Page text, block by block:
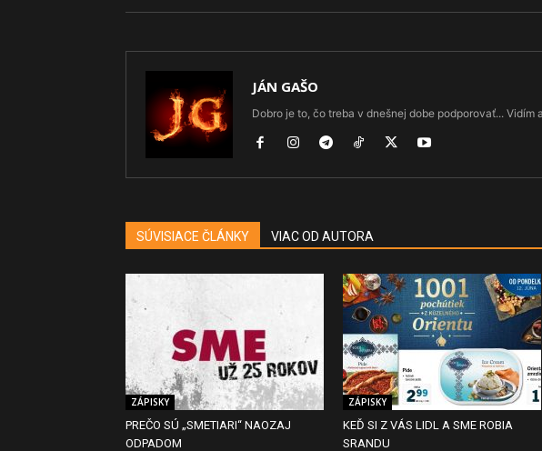
JÁN GAŠO
Dobro je to, čo treba v dnešnej dobe podporovať... Vidím
SÚVISIACE ČLÁNKY VIAC OD AUTORA
ZÁPISKY
PREČO SÚ „SMETIARI“ NAOZAJ
ODPADOM
ZÁPISKY
KEĎ SI Z VÁS LIDL A SME ROBIA
SRANDU